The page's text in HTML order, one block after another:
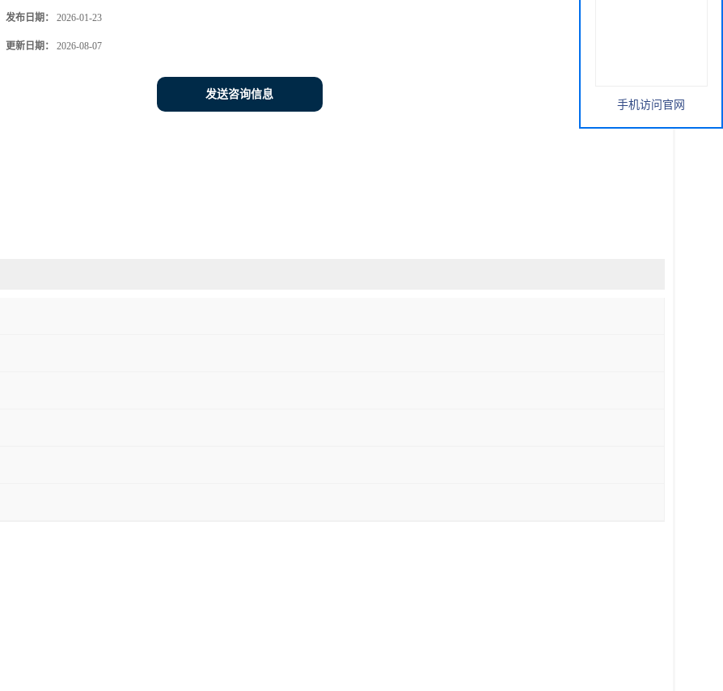
发布日期： 2026-01-23
更新日期： 2026-08-07
发送咨询信息
手机访问官网